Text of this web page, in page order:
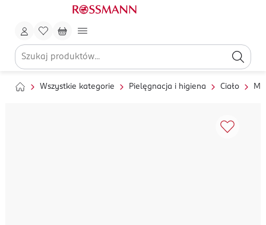
Wszystkie kategorie Pielęgnacja i higiena Ciało